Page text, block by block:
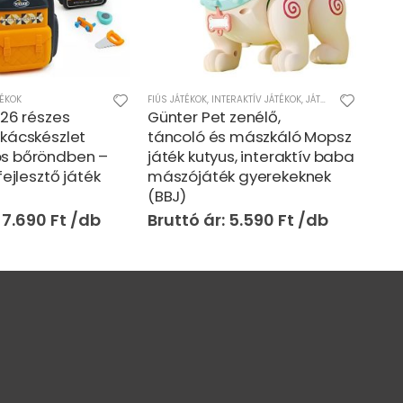
részes
bőröndben –
játék
7.690 Ft
FIÚS JÁTÉKOK, INTERAKTÍV JÁTÉKOK, JÁTÉKOK ,LÁNYOS
Günter Pet zenélő,
táncoló és mászkáló Mopsz
játék kutyus, interaktív baba
mászójáték gyerekeknek
(BBJ)
5.590 Ft